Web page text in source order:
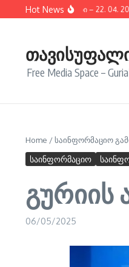
შიგთავსზე გადასვლა
Hot News
ახალი ამბები – 22. 04. 2026
Free Media Space –
Home /საინფორმაციო
საინფორმაციო
გურიის
06/05/2025